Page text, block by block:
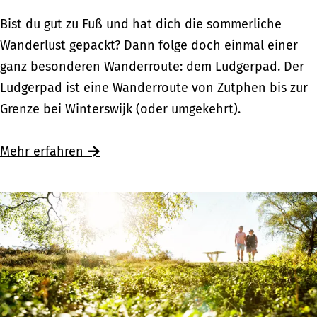
w
e
g
s
z
d
n
h
i
s
t
o
e
g
:
U
n
e
w
e
g
s
z
u
W
a
n
d
e
n
u
f
d
e
m
L
Bist du gut zu Fuß und hat dich die sommerliche
Wanderlust gepackt? Dann folge doch einmal einer
ganz besonderen Wanderroute: dem Ludgerpad. Der
Ludgerpad ist eine Wanderroute von Zutphen bis zur
Grenze bei Winterswijk (oder umgekehrt).
Mehr erfahren